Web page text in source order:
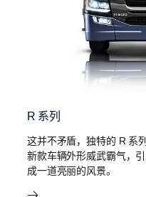
R 系列
这并不矛盾，独特的 R 系
新款车辆外形威武霸气，
成一道亮丽的风景。